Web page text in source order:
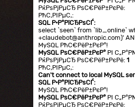
РќРѕРјРµСЂ РѕС€РёР±РєРё:
РћС‚РІРµС‚:
SQL Р·Р°РїСЂРѕСЃ:
select `seen` from `lib_online`
+claudebot@anthropic.com)'
MySQL РћС€РёР±РєР°!
MySQL РѕС€РёР±РєР° РІ
РќРѕРјРµСЂ РѕС€РёР±РєРё:1
РћС‚РІРµС‚:
Can't connect to local MySQL
SQL Р·Р°РїСЂРѕСЃ:
MySQL РћС€РёР±РєР°!
MySQL РѕС€РёР±РєР° РІ
РќРѕРјРµСЂ РѕС€РёР±РєРё: